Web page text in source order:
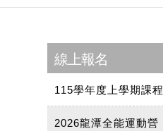
線上報名
115學年度上學期課程
2026龍潭全能運動營